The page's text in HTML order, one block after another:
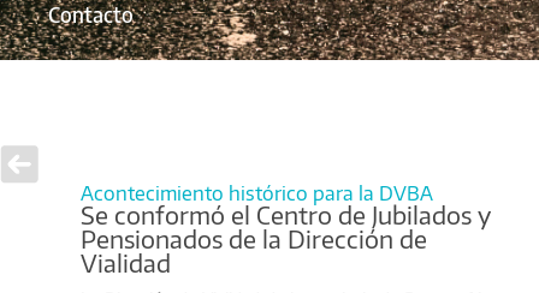
Contacto
Acontecimiento histórico para la DVBA
Se conformó el Centro de Jubilados y
Pensionados de la Dirección de
Vialidad